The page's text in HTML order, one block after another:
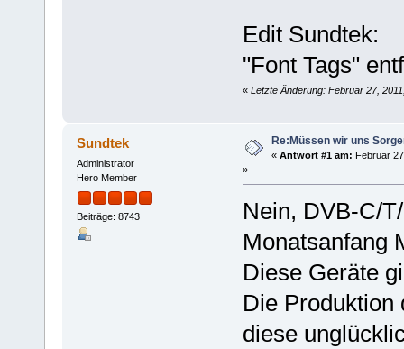
Edit Sundtek:
"Font Tags"
« Letzte Änderung: Februar 27,
Sundtek
Administrator
Hero Member
Beiträge: 8743
Re:Müssen wir uns
« Antwort #1 am: Februar
»
Nein, DVB-C/T/
Monatsanfang
Diese Geräte
Die Produktion
diese